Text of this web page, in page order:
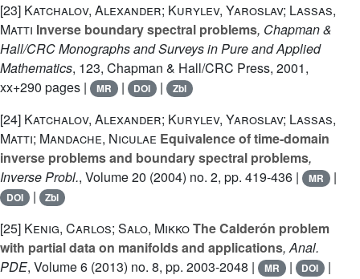
[23] Katchalov, Alexander; Kurylev, Yaroslav; Lassas,
Matti Inverse boundary spectral problems, Chapman &
Hall/CRC Monographs and Surveys in Pure and Applied
Mathematics, 123, Chapman & Hall/CRC Press, 2001,
xx+290 pages |
MR | DOI | Zbl
[24] Katchalov, Alexander; Kurylev, Yaroslav; Lassas,
Matti; Mandache, Niculae Equivalence of time-domain
inverse problems and boundary spectral problems,
Inverse Probl., Volume 20 (2004) no. 2, pp. 419-436 | MR |
DOI | Zbl
[25] Kenig, Carlos; Salo, MikkoThe Calderón problem
with partial data on manifolds and applications, Anal.
PDE, Volume 6 (2013) no. 8, pp. 2003-2048 | MR | DOI |